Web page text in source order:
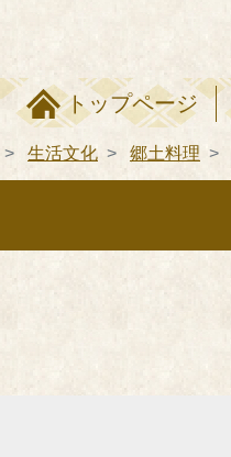
トップページ
生活文化 郷土料理